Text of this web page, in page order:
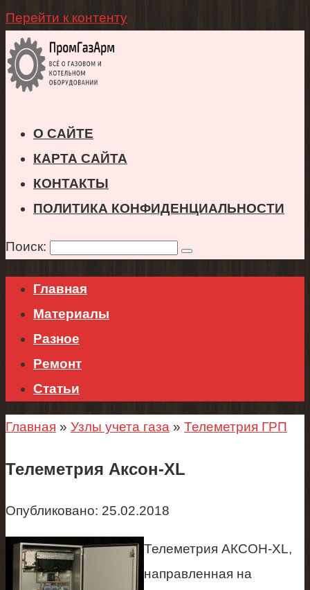
Перейти к контенту
О САЙТЕ
КАРТА САЙТА
КОНТАКТЫ
ПОЛИТИКА КОНФИДЕНЦИАЛЬНОСТИ
Поиск:
Главная
Материалы
Разное
Ремонт
Статьи
Главная » Узлы учета газа » Телеметрия ГРП
Телеметрия Аксон-XL
Опубликовано: 25.02.2018
Телеметрия АКСОН-XL,
направленная на